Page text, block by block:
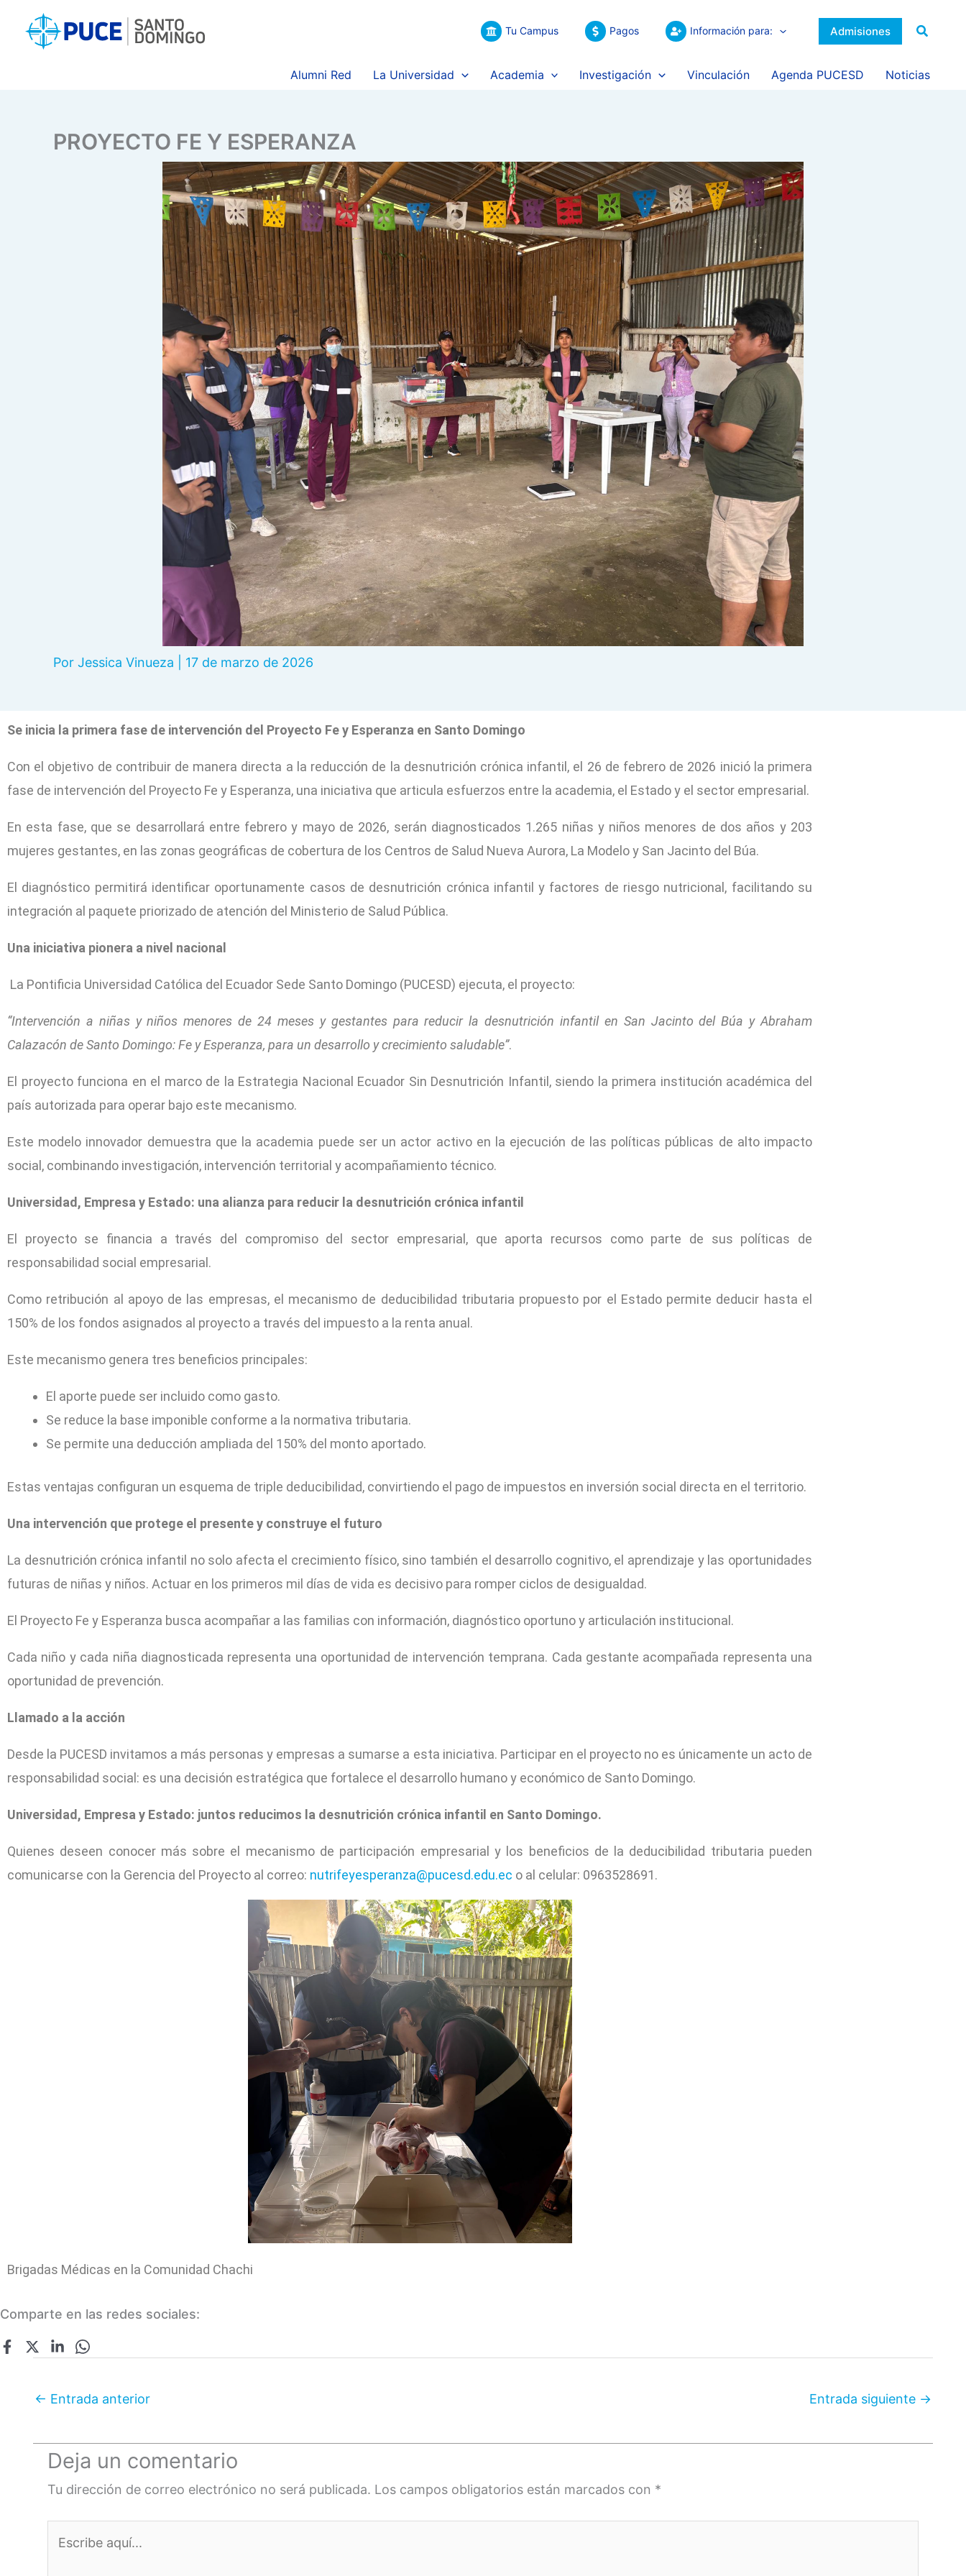
Tu Campus Pagos Información para: Admisiones Buscar
Alumni Red La Universidad Academia Investigación Vinculación Agenda PUCESD Noticias
PROYECTO FE Y ESPERANZA
Por Jessica Vinueza 17 de marzo de 2026
Se inicia la primera fase de intervención del Proyecto Fe y Esperanza en Santo Domingo
Con el objetivo de contribuir de manera directa a la reducción de la desnutrición crónica infantil, el 26 de febrero de 2026 inició la primera
fase de intervención del Proyecto Fe y Esperanza, una iniciativa que articula esfuerzos entre la academia, el Estado y el sector empresarial.
En esta fase, que se desarrollará entre febrero y mayo de 2026, serán diagnosticados 1.265 niñas y niños menores de dos años y 203
mujeres gestantes, en las zonas geográficas de cobertura de los Centros de Salud Nueva Aurora, La Modelo y San Jacinto del Búa.
El diagnóstico permitirá identificar oportunamente casos de desnutrición crónica infantil y factores de riesgo nutricional, facilitando su
integración al paquete priorizado de atención del Ministerio de Salud Pública.
Una iniciativa pionera a nivel nacional
La Pontificia Universidad Católica del Ecuador Sede Santo Domingo (PUCESD) ejecuta, el proyecto:
“Intervención a niñas y niños menores de 24 meses y gestantes para reducir la desnutrición infantil en San Jacinto del Búa y Abraham
Calazacón de Santo Domingo: Fe y Esperanza, para un desarrollo y crecimiento saludable”.
El proyecto funciona en el marco de la Estrategia Nacional Ecuador Sin Desnutrición Infantil, siendo la primera institución académica del
país autorizada para operar bajo este mecanismo.
Este modelo innovador demuestra que la academia puede ser un actor activo en la ejecución de las políticas públicas de alto impacto
social, combinando investigación, intervención territorial y acompañamiento técnico.
Universidad, Empresa y Estado: una alianza para reducir la desnutrición crónica infantil
El proyecto se financia a través del compromiso del sector empresarial, que aporta recursos como parte de sus políticas de
responsabilidad social empresarial.
Como retribución al apoyo de las empresas, el mecanismo de deducibilidad tributaria propuesto por el Estado permite deducir hasta el
150% de los fondos asignados al proyecto a través del impuesto a la renta anual.
Este mecanismo genera tres beneficios principales:
El aporte puede ser incluido como gasto.
Se reduce la base imponible conforme a la normativa tributaria.
Se permite una deducción ampliada del 150% del monto aportado.
Estas ventajas configuran un esquema de triple deducibilidad, convirtiendo el pago de impuestos en inversión social directa en el territorio.
Una intervención que protege el presente y construye el futuro
La desnutrición crónica infantil no solo afecta el crecimiento físico, sino también el desarrollo cognitivo, el aprendizaje y las oportunidades
futuras de niñas y niños. Actuar en los primeros mil días de vida es decisivo para romper ciclos de desigualdad.
El Proyecto Fe y Esperanza busca acompañar a las familias con información, diagnóstico oportuno y articulación institucional.
Cada niño y cada niña diagnosticada representa una oportunidad de intervención temprana. Cada gestante acompañada representa una
oportunidad de prevención.
Llamado a la acción
Desde la PUCESD invitamos a más personas y empresas a sumarse a esta iniciativa. Participar en el proyecto no es únicamente un acto de
responsabilidad social: es una decisión estratégica que fortalece el desarrollo humano y económico de Santo Domingo.
Universidad, Empresa y Estado: juntos reducimos la desnutrición crónica infantil en Santo Domingo.
Quienes deseen conocer más sobre el mecanismo de participación empresarial y los beneficios de la deducibilidad tributaria pueden
comunicarse con la Gerencia del Proyecto al correo: nutrifeyesperanza@pucesd.edu.ec o al celular: 0963528691.
Brigadas Médicas en la Comunidad Chachi
Comparte en las redes sociales:
← Entrada anterior Entrada siguiente →
Deja un comentario
Tu dirección de correo electrónico no será publicada. Los campos obligatorios están marcados con *